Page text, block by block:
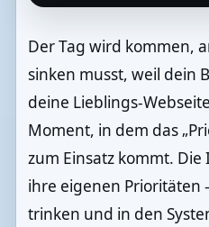
Der Tag wird kommen,
sinken musst, weil dein
deine Lieblings-
Moment, in dem das
zum Einsatz kommt.
ihre eigenen Prioritäten
trinken und in den